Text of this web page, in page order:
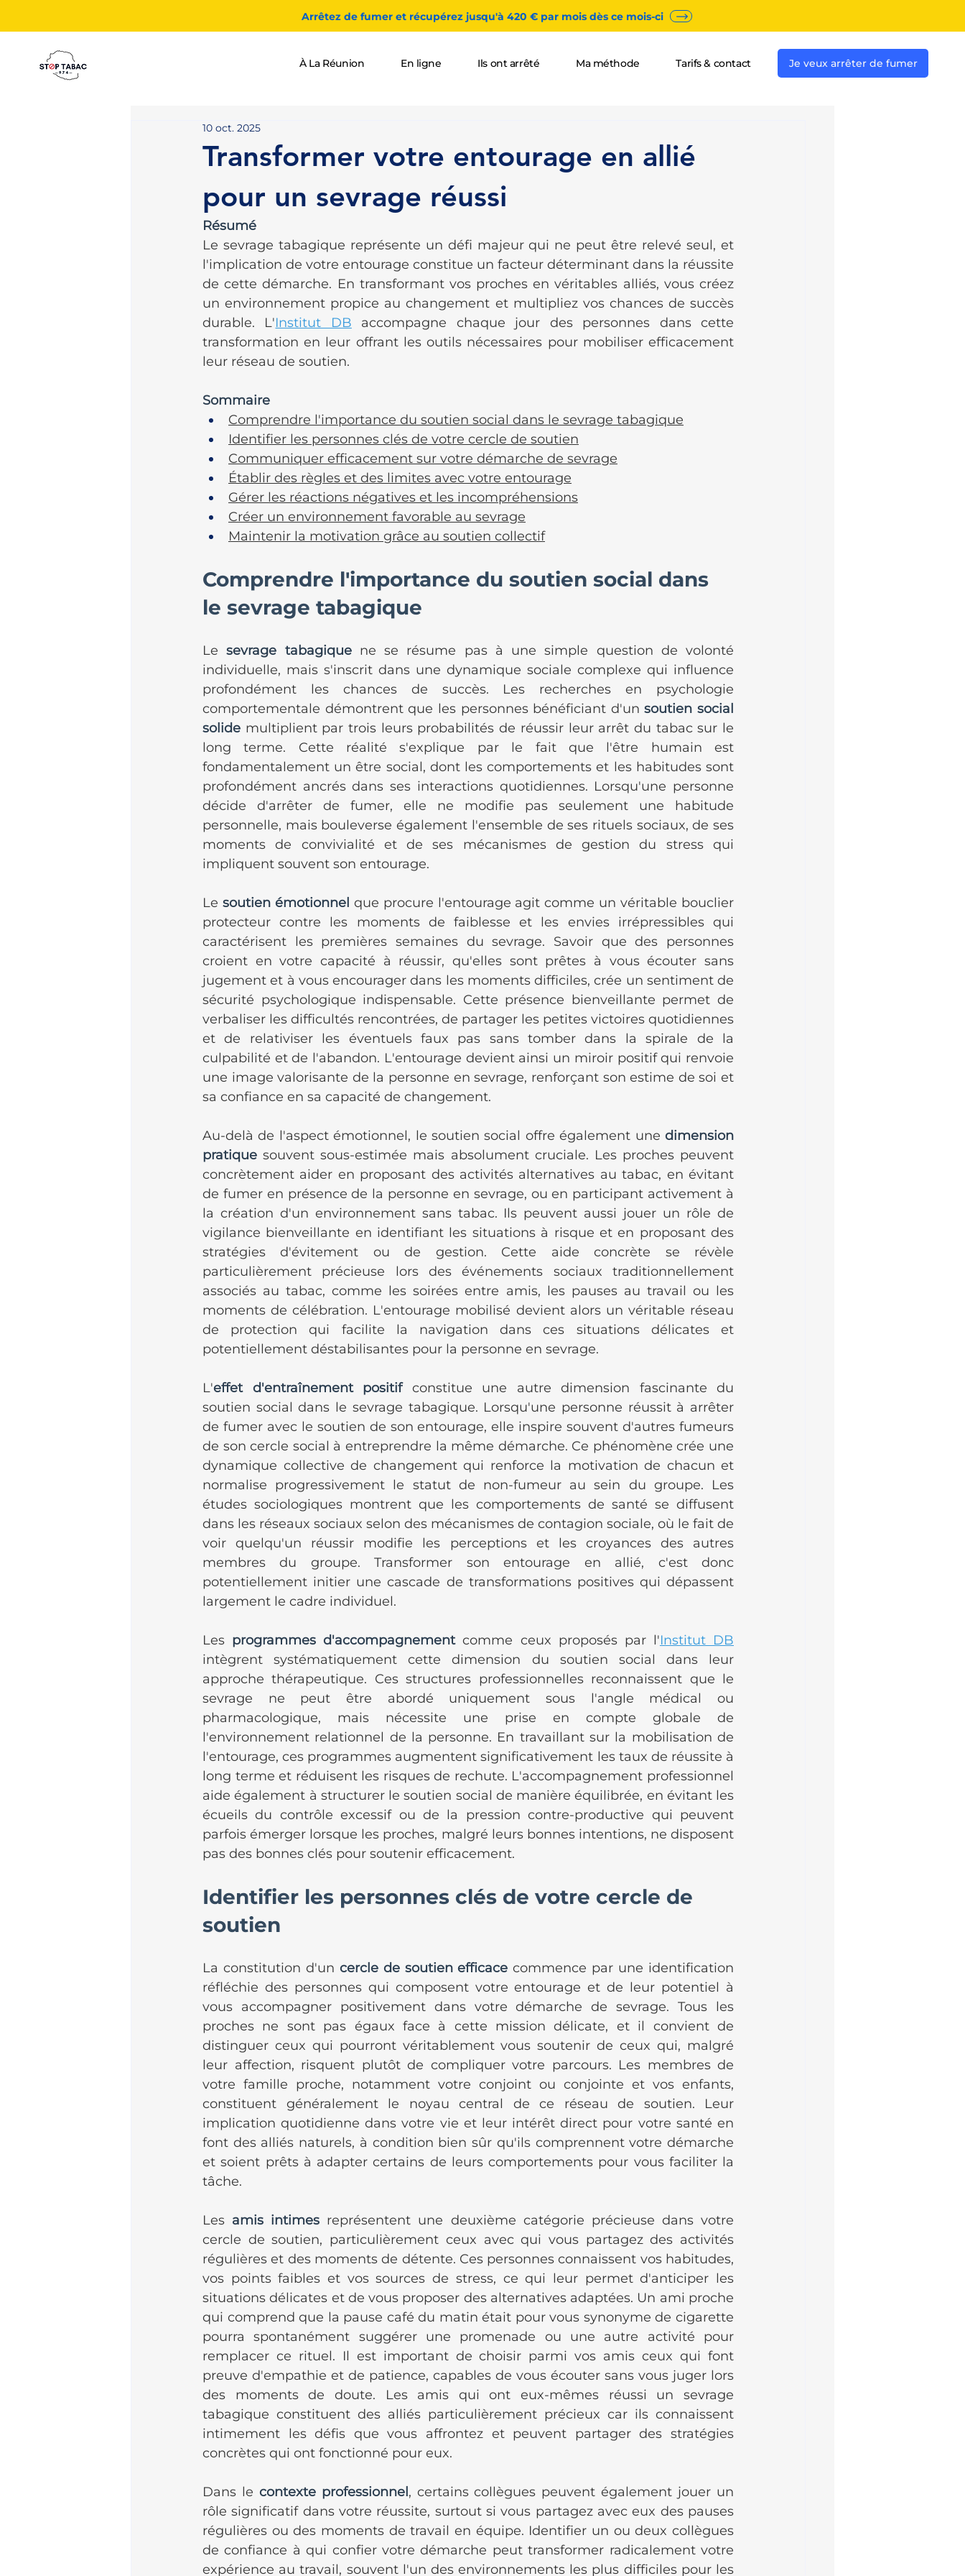
Arrêtez de fumer et récupérez jusqu'à 420 € par mois dès ce mois-ci
À La Réunion En ligne Ils ont arrêté Ma méthode Tarifs & contact Je veux arrêter de fumer
Transformer votre entourage en allié
pour un sevrage réussi
10 oct. 2025
Résumé
Le sevrage tabagique représente un défi majeur qui ne peut être relevé seul, et
l'implication de votre entourage constitue un facteur déterminant dans la réussite
de cette démarche. En transformant vos proches en véritables alliés, vous créez
un environnement propice au changement et multipliez vos chances de succès
durable. L'Institut DB accompagne chaque jour des personnes dans cette
transformation en leur offrant les outils nécessaires pour mobiliser efficacement
leur réseau de soutien.
Sommaire
Comprendre l'importance du soutien social dans le sevrage tabagique
Identifier les personnes clés de votre cercle de soutien
Communiquer efficacement sur votre démarche de sevrage
Établir des règles et des limites avec votre entourage
Gérer les réactions négatives et les incompréhensions
Créer un environnement favorable au sevrage
Maintenir la motivation grâce au soutien collectif
Comprendre l'importance du soutien social dans
le sevrage tabagique
Le sevrage tabagique ne se résume pas à une simple question de volonté
individuelle, mais s'inscrit dans une dynamique sociale complexe qui influence
profondément les chances de succès. Les recherches en psychologie
comportementale démontrent que les personnes bénéficiant d'un soutien social
solide multiplient par trois leurs probabilités de réussir leur arrêt du tabac sur le
long terme. Cette réalité s'explique par le fait que l'être humain est
fondamentalement un être social, dont les comportements et les habitudes sont
profondément ancrés dans ses interactions quotidiennes. Lorsqu'une personne
décide d'arrêter de fumer, elle ne modifie pas seulement une habitude
personnelle, mais bouleverse également l'ensemble de ses rituels sociaux, de ses
moments de convivialité et de ses mécanismes de gestion du stress qui
impliquent souvent son entourage.
Le soutien émotionnel que procure l'entourage agit comme un véritable bouclier
protecteur contre les moments de faiblesse et les envies irrépressibles qui
caractérisent les premières semaines du sevrage. Savoir que des personnes
croient en votre capacité à réussir, qu'elles sont prêtes à vous écouter sans
jugement et à vous encourager dans les moments difficiles, crée un sentiment de
sécurité psychologique indispensable. Cette présence bienveillante permet de
verbaliser les difficultés rencontrées, de partager les petites victoires quotidiennes
et de relativiser les éventuels faux pas sans tomber dans la spirale de la
culpabilité et de l'abandon. L'entourage devient ainsi un miroir positif qui renvoie
une image valorisante de la personne en sevrage, renforçant son estime de soi et
sa confiance en sa capacité de changement.
Au-delà de l'aspect émotionnel, le soutien social offre également une dimension
pratique souvent sous-estimée mais absolument cruciale. Les proches peuvent
concrètement aider en proposant des activités alternatives au tabac, en évitant
de fumer en présence de la personne en sevrage, ou en participant activement à
la création d'un environnement sans tabac. Ils peuvent aussi jouer un rôle de
vigilance bienveillante en identifiant les situations à risque et en proposant des
stratégies d'évitement ou de gestion. Cette aide concrète se révèle
particulièrement précieuse lors des événements sociaux traditionnellement
associés au tabac, comme les soirées entre amis, les pauses au travail ou les
moments de célébration. L'entourage mobilisé devient alors un véritable réseau
de protection qui facilite la navigation dans ces situations délicates et
potentiellement déstabilisantes pour la personne en sevrage.
L'effet d'entraînement positif constitue une autre dimension fascinante du
soutien social dans le sevrage tabagique. Lorsqu'une personne réussit à arrêter
de fumer avec le soutien de son entourage, elle inspire souvent d'autres fumeurs
de son cercle social à entreprendre la même démarche. Ce phénomène crée une
dynamique collective de changement qui renforce la motivation de chacun et
normalise progressivement le statut de non-fumeur au sein du groupe. Les
études sociologiques montrent que les comportements de santé se diffusent
dans les réseaux sociaux selon des mécanismes de contagion sociale, où le fait de
voir quelqu'un réussir modifie les perceptions et les croyances des autres
membres du groupe. Transformer son entourage en allié, c'est donc
potentiellement initier une cascade de transformations positives qui dépassent
largement le cadre individuel.
Les programmes d'accompagnement comme ceux proposés par l'Institut DB
intègrent systématiquement cette dimension du soutien social dans leur
approche thérapeutique. Ces structures professionnelles reconnaissent que le
sevrage ne peut être abordé uniquement sous l'angle médical ou
pharmacologique, mais nécessite une prise en compte globale de
l'environnement relationnel de la personne. En travaillant sur la mobilisation de
l'entourage, ces programmes augmentent significativement les taux de réussite à
long terme et réduisent les risques de rechute. L'accompagnement professionnel
aide également à structurer le soutien social de manière équilibrée, en évitant les
écueils du contrôle excessif ou de la pression contre-productive qui peuvent
parfois émerger lorsque les proches, malgré leurs bonnes intentions, ne disposent
pas des bonnes clés pour soutenir efficacement.
Identifier les personnes clés de votre cercle de
soutien
La constitution d'un cercle de soutien efficace commence par une identification
réfléchie des personnes qui composent votre entourage et de leur potentiel à
vous accompagner positivement dans votre démarche de sevrage. Tous les
proches ne sont pas égaux face à cette mission délicate, et il convient de
distinguer ceux qui pourront véritablement vous soutenir de ceux qui, malgré
leur affection, risquent plutôt de compliquer votre parcours. Les membres de
votre famille proche, notamment votre conjoint ou conjointe et vos enfants,
constituent généralement le noyau central de ce réseau de soutien. Leur
implication quotidienne dans votre vie et leur intérêt direct pour votre santé en
font des alliés naturels, à condition bien sûr qu'ils comprennent votre démarche
et soient prêts à adapter certains de leurs comportements pour vous faciliter la
tâche.
Les amis intimes représentent une deuxième catégorie précieuse dans votre
cercle de soutien, particulièrement ceux avec qui vous partagez des activités
régulières et des moments de détente. Ces personnes connaissent vos habitudes,
vos points faibles et vos sources de stress, ce qui leur permet d'anticiper les
situations délicates et de vous proposer des alternatives adaptées. Un ami proche
qui comprend que la pause café du matin était pour vous synonyme de cigarette
pourra spontanément suggérer une promenade ou une autre activité pour
remplacer ce rituel. Il est important de choisir parmi vos amis ceux qui font
preuve d'empathie et de patience, capables de vous écouter sans vous juger lors
des moments de doute. Les amis qui ont eux-mêmes réussi un sevrage
tabagique constituent des alliés particulièrement précieux car ils connaissent
intimement les défis que vous affrontez et peuvent partager des stratégies
concrètes qui ont fonctionné pour eux.
Dans le contexte professionnel , certains collègues peuvent également jouer un
rôle significatif dans votre réussite, surtout si vous partagez avec eux des pauses
régulières ou des moments de travail en équipe. Identifier un ou deux collègues
de confiance à qui confier votre démarche peut transformer radicalement votre
expérience au travail, souvent l'un des environnements les plus difficiles pour les